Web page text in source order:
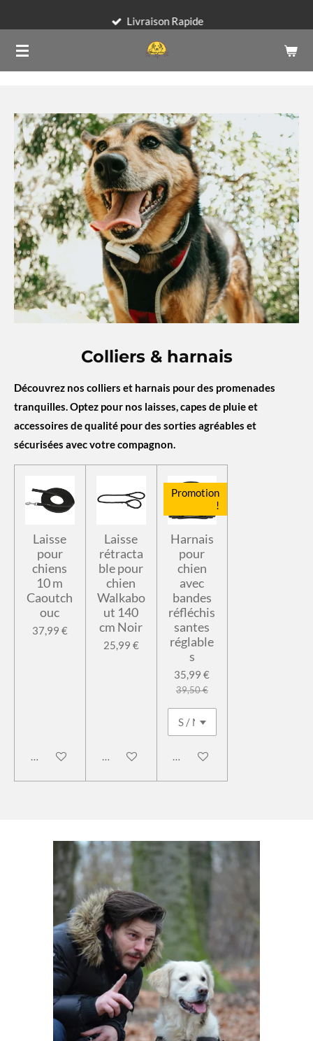
contenu
principal
Livraison Rapide
Colliers & harnais
Découvrez nos colliers et harnais pour des promenades
tranquilles. Optez pour nos laisses, capes de pluie et
accessoires de qualité pour des sorties agréables et
sécurisées avec votre compagnon.
Laisse
pour
chiens
10 m
Caoutch
ouc
37,99 €
Ajouter au panier
Laisse
rétracta
ble pour
chien
Walkabo
ut 140
cm Noir
25,99 €
Ajouter au panier
Promotion
!
Harnais
pour
chien
avec
bandes
réfléchis
santes
réglable
s
35,99 €
39,50 €
Ajouter au panier